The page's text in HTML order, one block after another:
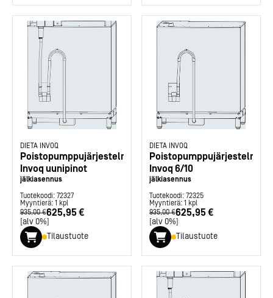
DIETA INVOQ
Poistopumppujärjestelmä
Invoq uunipinot
jälkiasennus
Tuotekoodi: 72327
Myyntierä: 1 kpl
935,00 €625,95 €
[alv 0%]
Tilaustuote
DIETA INVOQ
Poistopumppujärjestelmä
Invoq 6/10
jälkiasennus
Tuotekoodi: 72325
Myyntierä: 1 kpl
935,00 €625,95 €
[alv 0%]
Tilaustuote